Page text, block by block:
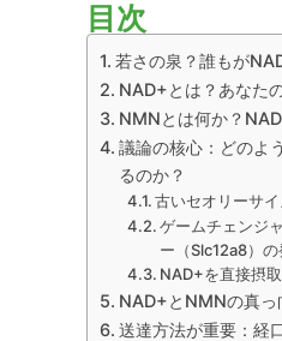
目次
若さの泉？誰もが
NAD+とは？あなた
NMNとは何か？
議論の核心：どのよ
るのか？
古いセオリーサ
ゲームチェンジ
ー（Slc12a8）の
NAD+を直接摂
NAD+とNMNの真っ
送達方法が重要：経